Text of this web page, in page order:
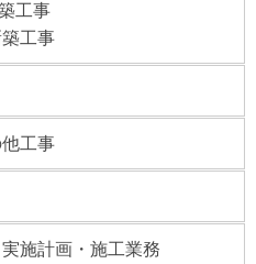
工事
工事
工事
施計画・施工業務